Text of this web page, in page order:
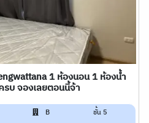
1 ห้องนอน 1 ห้องน้ำ
รบ จองเลยตอนนี้จ้า
B ชั้น 5